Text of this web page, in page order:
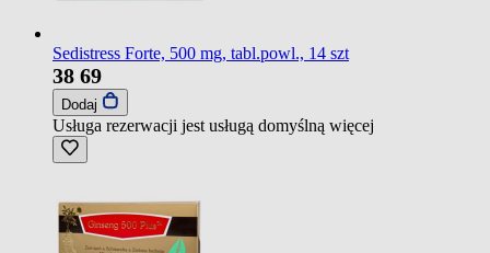
Sedistress Forte, 500 mg, tabl.powl., 14 szt
38 69
Dodaj
Usługa rezerwacji jest usługą domyślną więcej